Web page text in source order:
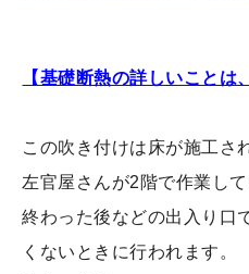
【基礎断熱の詳しいことは
この吹き付けは床が施工さ
左官屋さんが2階で作業し
終わった後などの出入り口
くないときに行われます。